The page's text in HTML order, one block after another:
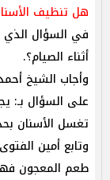
هل تنظيف
في السؤال الذي
أثناء الصيام؟.
وأجاب الشيخ
على السؤال بـ:
تغسل الأسنان
وتابع أمين
طعم المعجون